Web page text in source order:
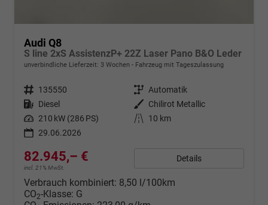
Audi Q8
S line 2xS AssistenzP+ 22Z Laser Pano B&O Leder
unverbindliche Lieferzeit: 3 Wochen Fahrzeug mit Tageszulassung
Fahrzeugnr. 135550 Getriebe Automatik
Kraftstoff Diesel Außenfarbe Chilirot Metallic
Leistung 210 kW (286 PS) Kilometerstand
10 km
29.06.2026
82.945,– €
incl. 21% MwSt.
Details
Verbrauch kombiniert: 8,50 l/100km
CO2-Klasse: G